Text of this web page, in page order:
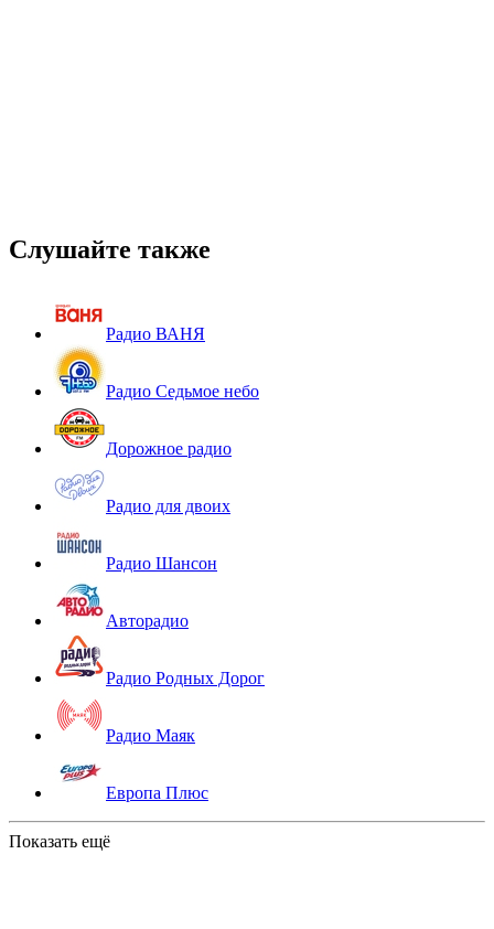
Слушайте также
Радио ВАНЯ
Радио Седьмое небо
Дорожное радио
Радио для двоих
Радио Шансон
Авторадио
Радио Родных Дорог
Радио Маяк
Европа Плюс
Показать ещё